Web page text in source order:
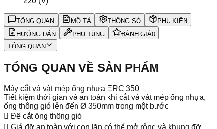
TỔNG QUAN MÔ TẢ THÔNG SỐ
PHỤ KIỆN
HƯỚNG DẪN
PHỤ TÙNG ĐÁNH GIÁ0
TỔNG QUAN
TỔNG QUAN VỀ SẢN PHẨM
Máy cắt và vát mép ống nhựa ERC 350
Tiết kiệm thời gian và an toàn khi cắt và vát mép ống nhựa,
ống thông gió lên đến Ø 350mm trong một bước
 Để cắt ống thông gió
 Giá đỡ an toàn với con lăn có thể mở rộng và khung đỡ